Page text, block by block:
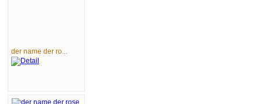
der name der ro...